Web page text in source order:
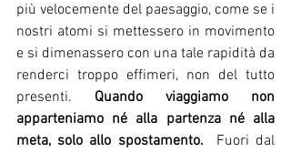
più velocemente del paesaggio, come se i
nostri atomi si mettessero in movimento
e si dimenassero con una tale rapidità da
renderci troppo effimeri, non del tutto
presenti. Quando viaggiamo non
apparteniamo né alla partenza né alla
meta, solo allo spostamento.
  Fuori dal